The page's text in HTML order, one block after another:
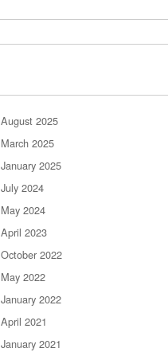
August 2025
March 2025
January 2025
July 2024
May 2024
April 2023
October 2022
May 2022
January 2022
April 2021
January 2021